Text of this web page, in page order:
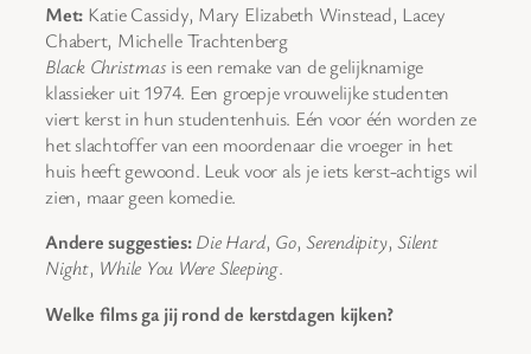
Met: Katie Cassidy, Mary Elizabeth Winstead, Lacey
Chabert, Michelle Trachtenberg
Black Christmas is een remake van de gelijknamige
klassieker uit 1974. Een groepje vrouwelijke studenten
viert kerst in hun studentenhuis. Eén voor één worden ze
het slachtoffer van een moordenaar die vroeger in het
huis heeft gewoond. Leuk voor als je iets kerst-achtigs wil
zien, maar geen komedie.
Andere suggesties:Die Hard, Go,Serendipity,Silent
Night, While You Were Sleeping.
Welke films ga jij rond de kerstdagen kijken?